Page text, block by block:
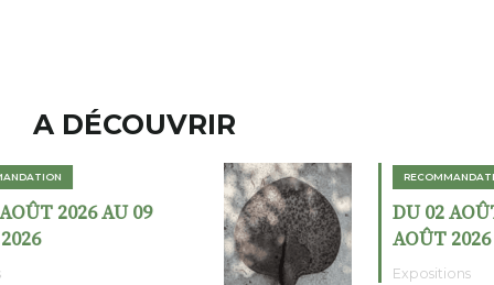
A DÉCOUVRIR
RECOMMANDATION
DU 02 AOÛT 2026 AU 23
AOÛT 2026
Expositions